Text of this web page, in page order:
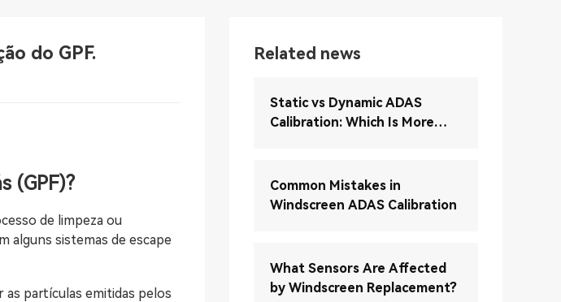
do GPF.
(GPF)?
de limpeza ou
alguns sistemas de escape
as partículas emitidas pelos
Related news
Static vs Dynamic ADAS
Calibration: Which Is More
Common Mistakes in
Windscreen ADAS Calibration
What Sensors Are Affected
by Windscreen Replacement?